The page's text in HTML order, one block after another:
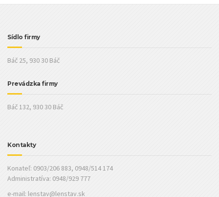
Sídlo firmy
Báč 25, 930 30 Báč
Prevádzka firmy
Báč 132, 930 30 Báč
Kontakty
Konateľ: 0903/206 883, 0948/514 174
Administratíva: 0948/929 777
e-mail: lenstav@lenstav.sk